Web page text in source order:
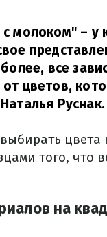
молоком" – у
все
цветов,
Руснак.
цвета
того, что
на